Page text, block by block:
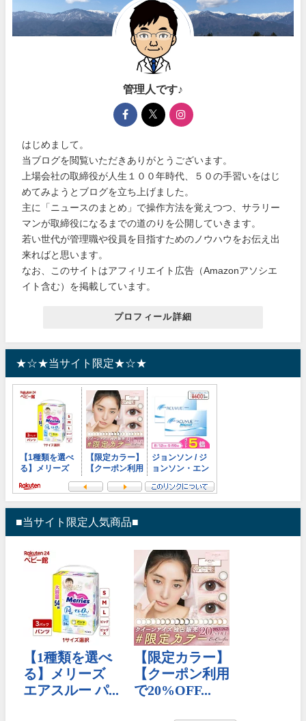
管理人です♪
はじめまして。
当ブログを閲覧いただきありがとうございます。
上場会社の取締役が人生１００年時代、５０の手習いをはじ
めてみようとブログを立ち上げました。
主に「ニュースのまとめ」で操作方法を覚えつつ、サラリー
マンが取締役になるまでの道のりを公開していきます。
若い世代が管理職や役員を目指すためのノウハウをお伝え出
来ればと思います。
なお、このサイトはアフィリエイト広告（Amazonアソシエ
イト含む）を掲載しています。
プロフィール詳細
★☆★当サイト限定★☆★
■当サイト限定人気商品■